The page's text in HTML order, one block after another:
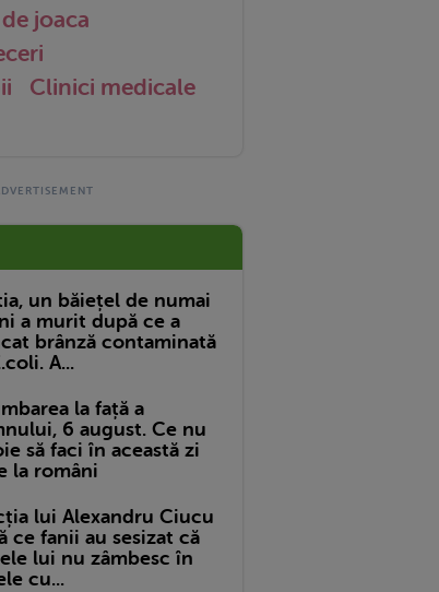
joaca
Clinici medicale
un băiețel de numai
a murit după ce a
brânză contaminată
A...
la față a
6 august. Ce nu
să faci în această zi
la români
lui Alexandru Ciucu
ce fanii au sesizat că
lui nu zâmbesc în
cu...